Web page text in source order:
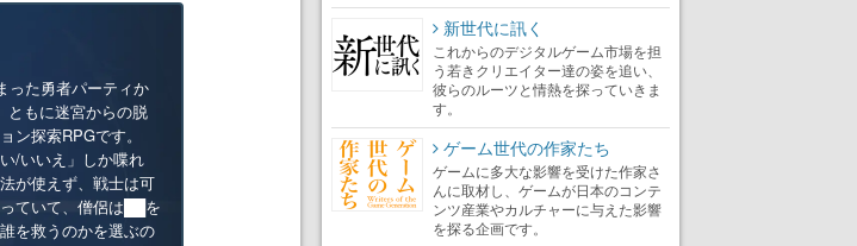
った勇者パーティか
ともに迷宮からの脱
ン探索RPGです。
/いいえ」しか喋れ
が使えず、戦士は可
ていて、僧侶は██を
を救うのかを選ぶの
新世代に訊く
これからのデジタルゲーム市場を担
う若きクリエイター達の姿を追い、
彼らのルーツと情熱を探っていきま
す。
ゲーム世代の作家たち
ゲームに多大な影響を受けた作家さ
んに取材し、ゲームが日本のコンテ
ンツ産業やカルチャーに与えた影響
を探る企画です。